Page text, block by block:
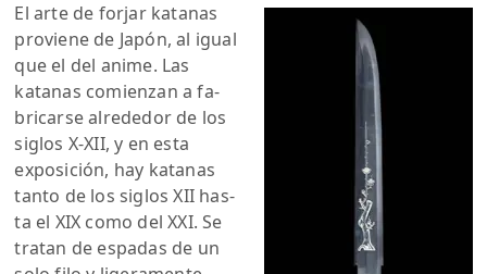
El arte de forjar katanas
proviene de Japón, al igual
que el del anime. Las
katanas comienzan a fa-
bricarse alrededor de los
siglos X-XII, y en esta
exposición, hay katanas
tanto de los siglos XII has-
ta el XIX como del XXI. Se
tratan de espadas de un